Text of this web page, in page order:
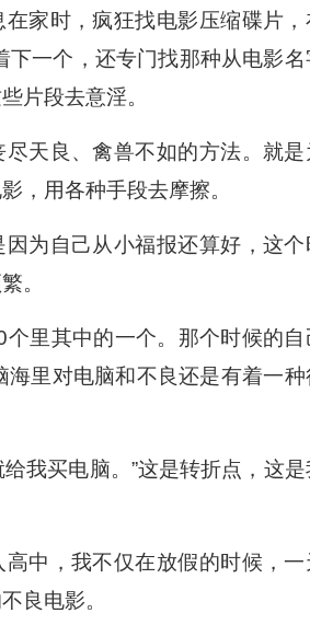
家时，疯狂找电影压缩碟片，
一个，还专门找那种从电影名
片段去意淫。
天良、禽兽不如的方法。就是
，用各种手段去摩擦。
为自己从小福报还算好，这个
。
里其中的一个。那个时候的自
里对电脑和不良还是有着一种
我买电脑。”这是转折点，这是
中，我不仅在放假的时候，一
良电影。